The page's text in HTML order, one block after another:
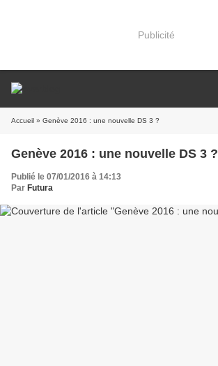
Publicité
Accueil » Genève 2016 : une nouvelle DS 3 ?
Genève 2016 : une nouvelle DS 3 ?
Publié le 07/01/2016 à 14:13
Par Futura